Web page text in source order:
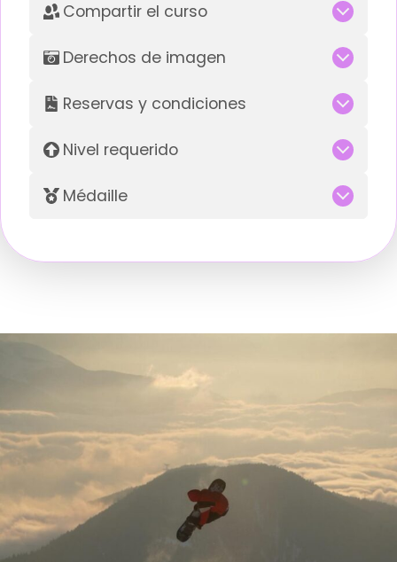
Compartir el curso
Derechos de imagen
Reservas y condiciones
Nivel requerido
Médaille